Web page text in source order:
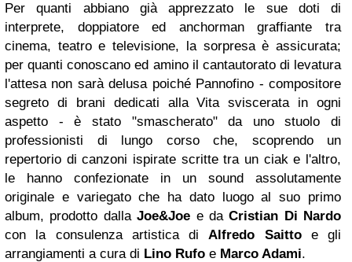
Per quanti abbiano già apprezzato le sue doti di
interprete, doppiatore ed anchorman graffiante tra
cinema, teatro e televisione, la sorpresa è assicurata;
per quanti conoscano ed amino il cantautorato di levatura
l'attesa non sarà delusa poiché Pannofino - compositore
segreto di brani dedicati alla Vita sviscerata in ogni
aspetto - è stato "smascherato" da uno stuolo di
professionisti di lungo corso che, scoprendo un
repertorio di canzoni ispirate scritte tra un ciak e l'altro,
le hanno confezionate in un sound assolutamente
originale e variegato che ha dato luogo al suo primo
album, prodotto dallaJoe&Joe e daCristian Di Nardo
con la consulenza artistica diAlfredo Saittoe gli
arrangiamenti a cura di Lino Rufo e Marco Adami.